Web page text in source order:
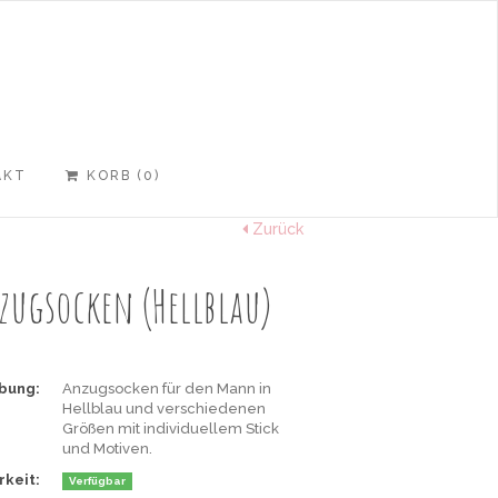
KORB ( 0 )
Zurück
(Hellblau)
Anzugsocken für den Mann in
Hellblau und verschiedenen
Größen mit individuellem Stick
und Motiven.
Verfügbar